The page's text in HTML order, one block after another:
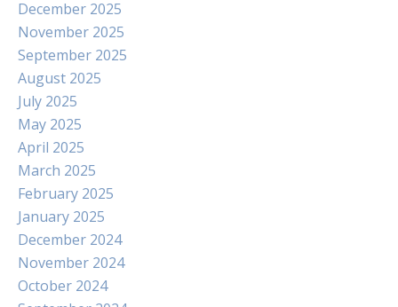
December 2025
November 2025
September 2025
August 2025
July 2025
May 2025
April 2025
March 2025
February 2025
January 2025
December 2024
November 2024
October 2024